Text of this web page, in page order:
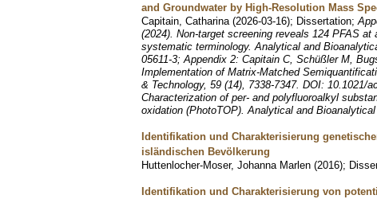
and Groundwater by High-Resolution Mass
Capitain, Catharina (2026-03-16); Dissertation;
(2024). Non-target screening reveals 124 PFAS
systematic terminology. Analytical and
05611-3; Appendix 2: Capitain C, Schüßler M,
Implementation of Matrix-Matched
& Technology, 59 (14), 7338-7347. DOI: 10.1021/
Characterization of per- and polyfluoroalkyl
oxidation (PhotoTOP). Analytical and
Identifikation und Charakterisierung
isländischen Bevölkerung
Huttenlocher-Moser, Johanna Marlen (2016);
Identifikation und Charakterisierung von